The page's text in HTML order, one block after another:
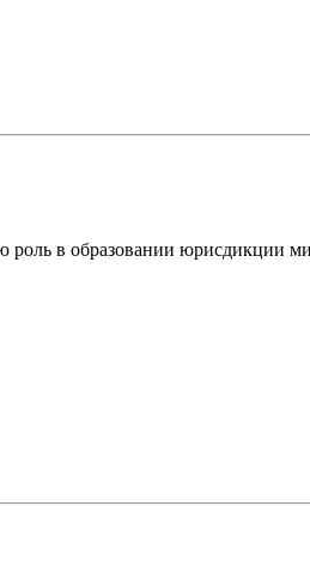
в образовании юрисдикции